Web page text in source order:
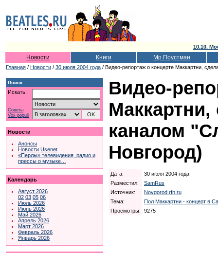
10.10.
Новости Книги Мр.Поустман
Главная / Новости / 30 июля 2004 года / Видео-репортаж о концерте Маккартни,
Поиск
Искать:
Советы
Vox populi
Новости
Анонсы
Новости Usenet
«Перлы» телевидения, радио и
прессы о музыке…
Календарь
Август 2026
02 03 05 06
Июль 2026
Июнь 2026
Май 2026
Апрель 2026
Март 2026
Февраль 2026
Январь 2026
Видео-
каналом
Новгород)
Дата:
30 июля 2004 года
Разместил:
SamRus
Источник:
Novgorod.rfn.ru
Тема:
Пол Маккартни - концерт в
Просмотры:
9275